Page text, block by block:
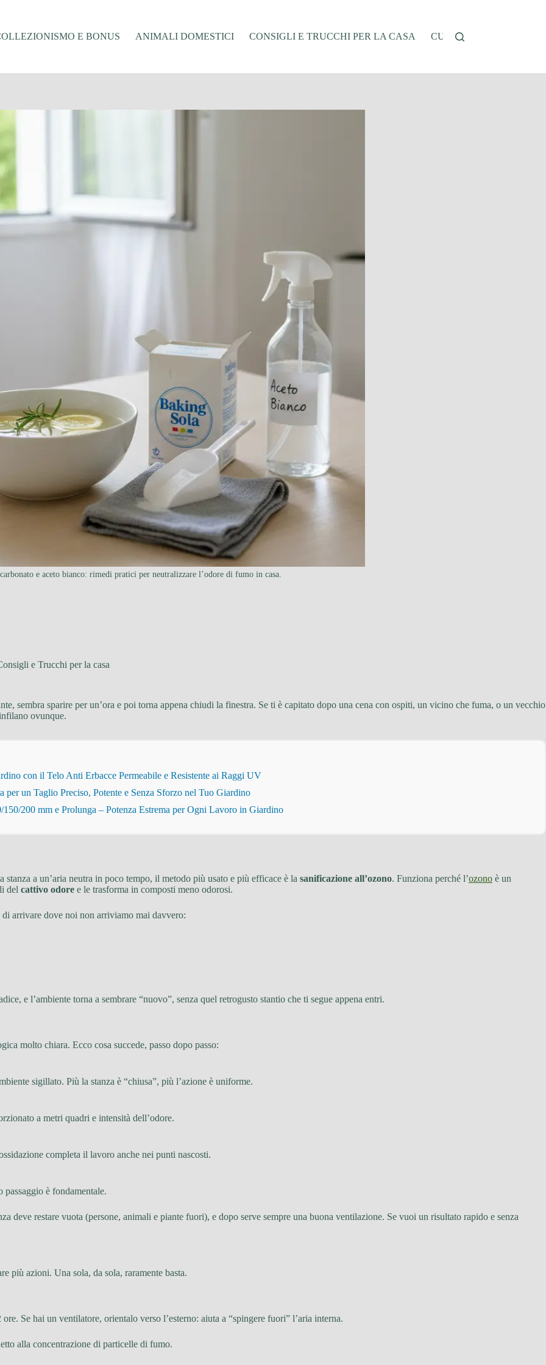
E BONUS ANIMALI DOMESTICI CONSIGLI E TRUCCHI PER LA CASA CUCINA E RICETTE
e aceto bianco: rimedi pratici per neutralizzare l’odore di fumo in casa.
e Trucchi per la casa
sembra sparire per un’ora e poi torna appena chiudi la finestra. Se ti è capitato dopo una cena con ospiti, un vicino che fuma, o un vecchio
ovunque.
con il Telo Anti Erbacce Permeabile e Resistente ai Raggi UV
un Taglio Preciso, Potente e Senza Sforzo nel Tuo Giardino
200 mm e Prolunga – Potenza Estrema per Ogni Lavoro in Giardino
stanza a un’aria neutra in poco tempo, il metodo più usato e più efficace è la sanificazione all’ozono. Funziona perché l’ozono è un
del cattivo odore e le trasforma in composti meno odorosi.
arrivare dove noi non arriviamo mai davvero:
e l’ambiente torna a sembrare “nuovo”, senza quel retrogusto stantio che ti segue appena entri.
molto chiara. Ecco cosa succede, passo dopo passo:
sigillato. Più la stanza è “chiusa”, più l’azione è uniforme.
a metri quadri e intensità dell’odore.
completa il lavoro anche nei punti nascosti.
passaggio è fondamentale.
deve restare vuota (persone, animali e piante fuori), e dopo serve sempre una buona ventilazione. Se vuoi un risultato rapido e senza
più azioni. Una sola, da sola, raramente basta.
Se hai un ventilatore, orientalo verso l’esterno: aiuta a “spingere fuori” l’aria interna.
alla concentrazione di particelle di fumo.